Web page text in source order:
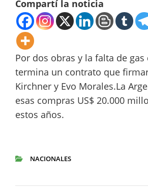
Compartí la noticia
Por dos obras y la falta de gas
termina un contrato que
Kirchner y Evo Morales.La
esas compras US$ 20.000
estos años.
NACIONALES